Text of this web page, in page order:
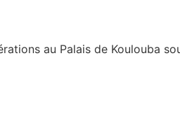
au Palais de Koulouba